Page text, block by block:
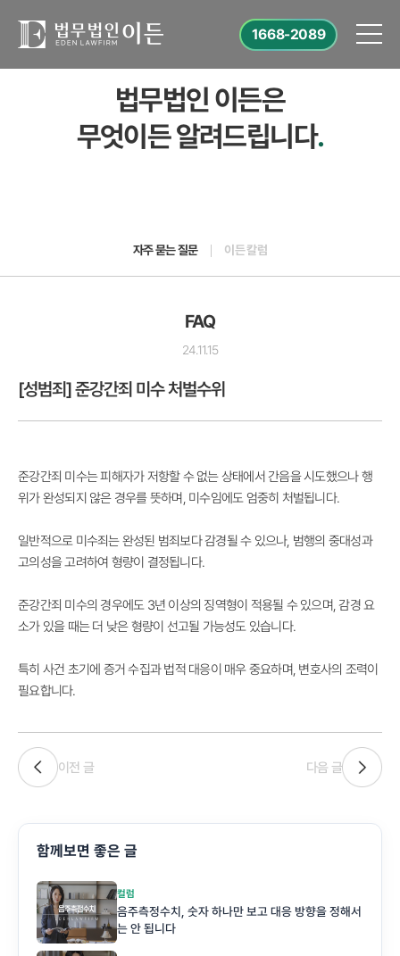
1668-2089
법무법인 이든은
무엇이든 알려드립니다.
자주 묻는 질문 이든 칼럼
FAQ
24.11.15
[성범죄] 준강간죄 미수 처벌수위
준강간죄 미수는 피해자가 저항할 수 없는 상태에서 간음을 시도했으나 행
위가 완성되지 않은 경우를 뜻하며, 미수임에도 엄중히 처벌됩니다.
일반적으로 미수죄는 완성된 범죄보다 감경될 수 있으나, 범행의 중대성과
고의성을 고려하여 형량이 결정됩니다.
준강간죄 미수의 경우에도 3년 이상의 징역형이 적용될 수 있으며, 감경 요
소가 있을 때는 더 낮은 형량이 선고될 가능성도 있습니다.
특히 사건 초기에 증거 수집과 법적 대응이 매우 중요하며, 변호사의 조력이
필요합니다.
이전 글 다음 글
함께보면 좋은 글
컬럼
음주측정수치, 숫자 하나만 보고 대응 방향을 정해서
는 안 됩니다